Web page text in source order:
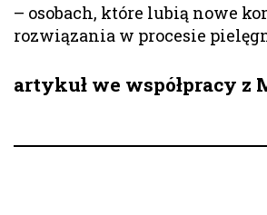
– osobach, które lubią nowe
rozwiązania w procesie
artykuł we współpracy z